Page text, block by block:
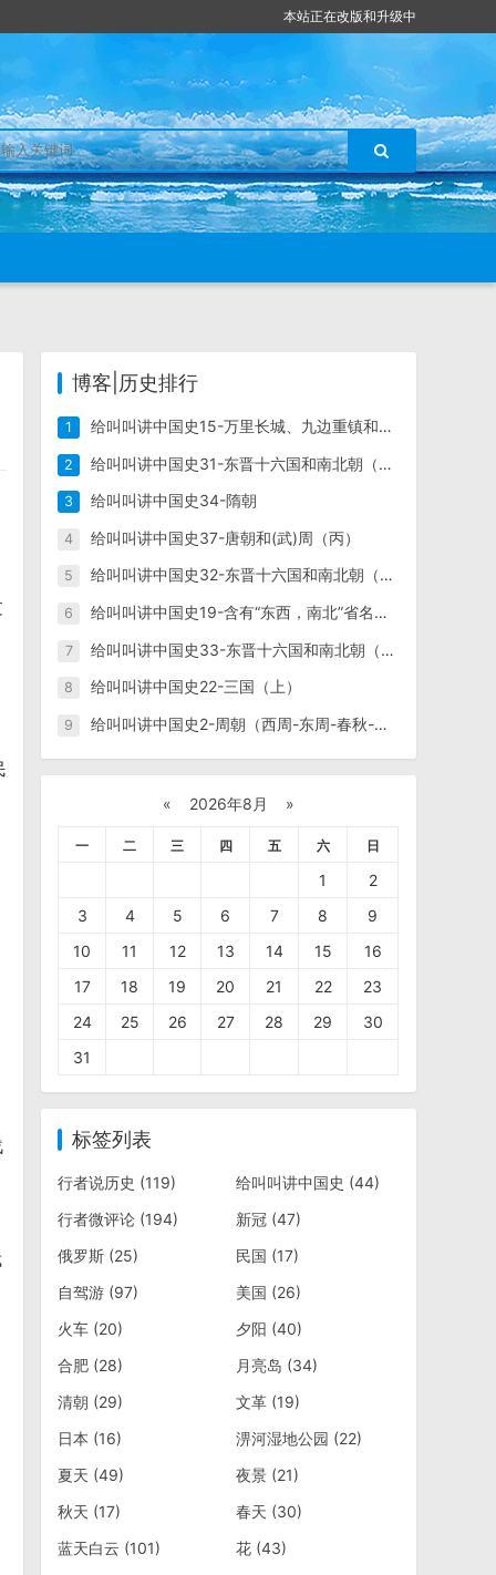
本站正在改版和升级中
博客|历史排行
1 给叫叫讲中国史15-万里长城、九边重镇和著名关隘
2 给叫叫讲中国史31-东晋十六国和南北朝（上）
3 给叫叫讲中国史34-隋朝
4 给叫叫讲中国史37-唐朝和(武)周（丙）
5 给叫叫讲中国史32-东晋十六国和南北朝（中）
6 给叫叫讲中国史19-含有“东西，南北”省名的历史渊源
7 给叫叫讲中国史33-东晋十六国和南北朝（下）
8 给叫叫讲中国史22-三国（上）
9 给叫叫讲中国史2-周朝（西周-东周-春秋-战国）
« 2026年8月 »
一 二 三 四 五 六 日
1
2
3
4 5 6 7 8
9
10
11 12 13 14 15
16
17
18 19 20 21 22
23
24
25 26 27 28 29
30
31
标签列表
行者说历史 (119) 给叫叫讲中国史 (44)
行者微评论 (194) 新冠(47)
俄罗斯 (25) 民国 (17)
自驾游 (97) 美国 (26)
火车 (20) 夕阳 (40)
合肥 (28) 月亮岛 (34)
清朝 (29) 文革(19)
日本 (16) 淠河湿地公园 (22)
夏天 (49) 夜景(21)
秋天 (17) 春天 (30)
蓝天白云 (101) 花(43)